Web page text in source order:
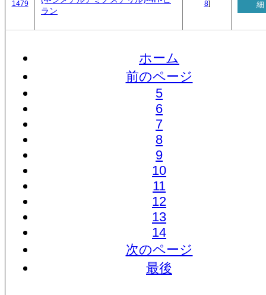
1479
ラン
8]
細
ホーム
前のページ
5
6
7
8
9
10
11
12
13
14
次のページ
最後